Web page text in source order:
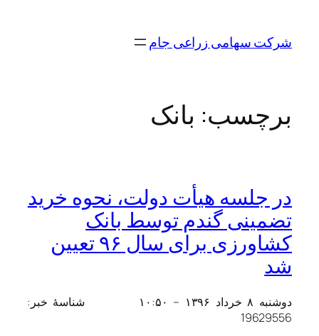
محتواشرکت سهامی زراعی جام
برچسب: بانک
در جلسه هیأت دولت، نحوه خرید
تضمینی گندم توسط بانک
کشاورزی برای سال ۹۶ تعیین
شد
دوشنبه ۸ خرداد ۱۳۹۶ – ۱۰:۵۰
شناسهٔ خبر:
19629556